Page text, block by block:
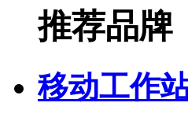
推荐品牌
移动工作